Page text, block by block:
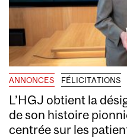
ANNONCES FÉLICITATIONS
L’HGJ obtient la
de son histoire
centrée sur les